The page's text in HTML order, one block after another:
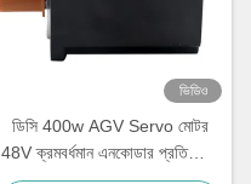
ভিডিও
ডিসি 400w AGV Servo মোটর
48V ক্রমবর্ধমান এনকোডার প্রতিক্রিয়া
11A 400w Servo মোটর